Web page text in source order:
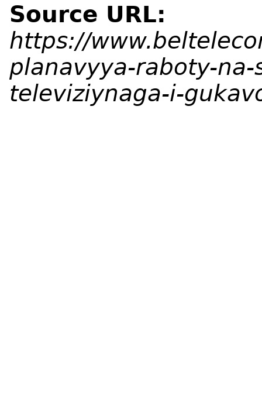
Source URL:
https://
planavyya-raboty-
televiziynaga-i-